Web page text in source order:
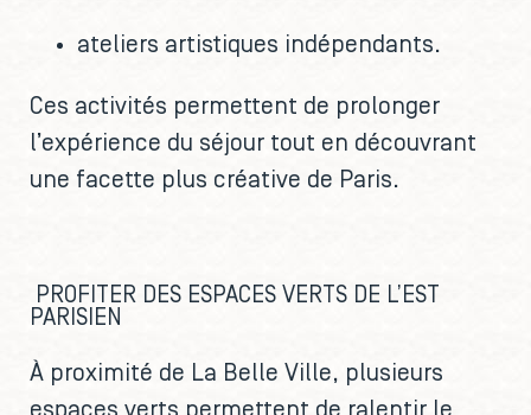
ateliers artistiques indépendants.
Ces activités permettent de prolonger
l’expérience du séjour tout en découvrant
une facette plus créative de Paris.
PROFITER DES ESPACES VERTS DE L’EST
PARISIEN
À proximité de La Belle Ville, plusieurs